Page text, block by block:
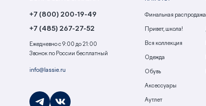
+7 (800) 200-19-49
+7 (485) 267-27-52
Ежедневно с 9:00 до 21:00
Звонок по России бесплатный
info@lassie.ru
Финальная распродажа
Привет, школа!
Вся коллекция
Одежда
Обувь
Аксессуары
Аутлет